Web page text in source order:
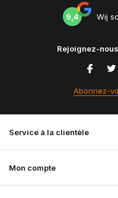
9,4 Wij
Rejoignez-
Abonnez-
Service à la clientèle
Mon compte